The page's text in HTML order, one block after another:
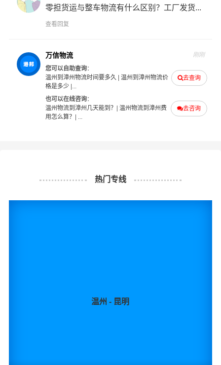
也提供从温州发物流到漳州的运输服务，您也可以多多
咨询，找到合适您的物流服务商。
零担货运与整车物流有什么区别？工厂发货...
查看回复
万信物流 刚刚
去查询
您可以自助查询：
温州到漳州物流时间要多久 | 温州到漳州物流价
格是多少|...
去咨询
也可以在线咨询：
温州物流到漳州几天能到？ | 温州物流到漳州费
用怎么算？ | ...
热门专线
温州 - 昆明